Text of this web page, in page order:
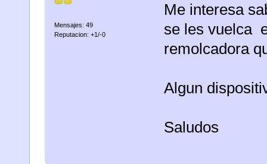
Mensajes: 49
Reputacion: +1/-0
Me interesa
se les vuelca
remolcadora
Algun
Saludos